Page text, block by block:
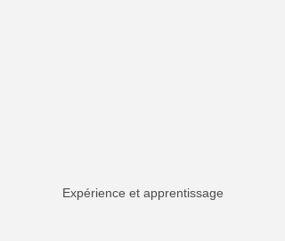
Expérience et apprentissage